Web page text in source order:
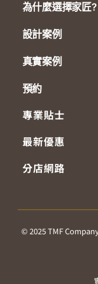
為什麼選擇家匠?
設計案例
真實案例
預約
專業貼士
最新優惠
分店網路
© 2025 TMF